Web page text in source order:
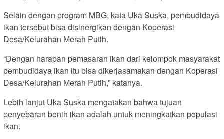
Selain dengan program MBG, kata Uka Suska, pembudidaya
ikan tersebut bisa disinergikan dengan Koperasi
Desa/Kelurahan Merah Putih.
“Dengan harapan pemasaran ikan dari kelompok masyarakat
pembudidaya ikan itu bisa dikerjasamakan dengan Koperasi
Desa/Kelurahan Merah Putih,” katanya.
Lebih lanjut Uka Suska mengatakan bahwa tujuan
penyebaran benih ikan adalah untuk meningkatkan populasi
ikan.